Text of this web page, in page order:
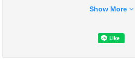
Show More